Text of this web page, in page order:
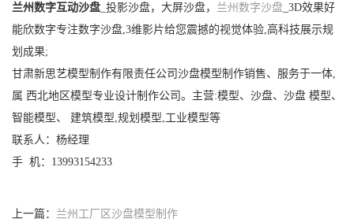
兰州数字互动沙盘 _投影沙盘，大屏沙盘， 兰州数字沙盘 _3D效果好
能欣数字专注数字沙盘,3维影片给您震撼的视觉体验,高科技展示规
划成果;
甘肃新思艺模型制作有限责任公司沙盘模型制作销售、服务于一体,
属 西北地区模型专业设计制作公司。主营:模型、沙盘、沙盘 模型、
智能模型、 建筑模型,规划模型,工业模型等
联系人：杨经理
手 机：13993154233
上一篇： 兰州工厂区沙盘模型制作